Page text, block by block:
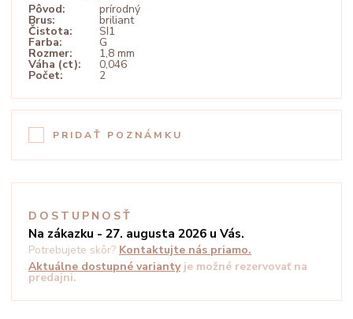
Pôvod:
prírodný
Brus: briliant
Čistota: SI1
Farba: G
Rozmer: 1,8 mm
Váha (ct): 0,046
Počet: 2
PRIDAŤ POZNÁMKU
DOSTUPNOSŤ
Na zákazku - 27. augusta 2026 u Vás.
Potrebujete skôr? Kontaktujte nás priamo.
Aktuálne dostupné varianty je možné rezervovať na
predajni.